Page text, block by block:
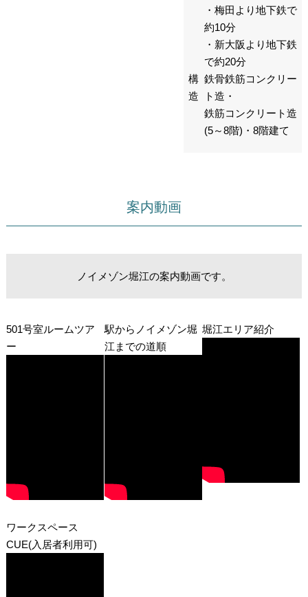
・梅田より地下鉄で
約10分
・新大阪より地下鉄
で約20分
構
造
鉄骨鉄筋コンクリー
ト造・
鉄筋コンクリート造
(5～8階)・8階建て
案内動画
ノイメゾン堀江の案内動画です。
501号室ルームツア
ー
駅からノイメゾン堀
江までの道順
堀江エリア紹介
ワークスペース
CUE(入居者利用可)